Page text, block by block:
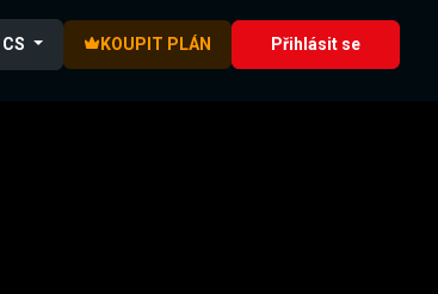
CS KOUPIT PLÁN Přihlásit se